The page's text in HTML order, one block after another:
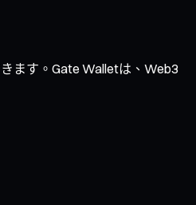
ます。Gate Walletは、Web3